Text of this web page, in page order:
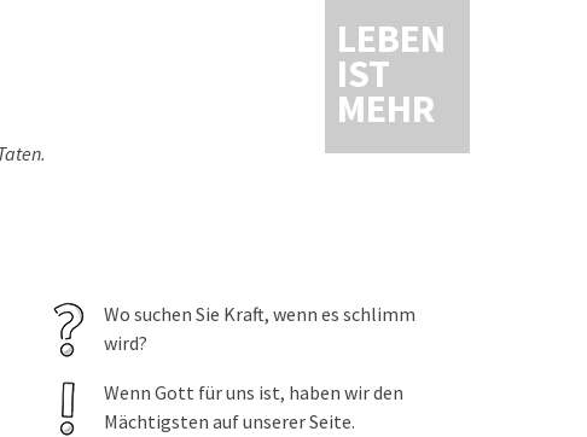
LEBEN
IST
MEHR
Wo suchen Sie Kraft, wenn es schlimm
wird?
Wenn Gott für uns ist, haben wir den
Mächtigsten auf unserer Seite.